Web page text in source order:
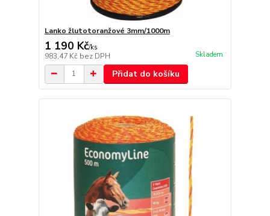
Lanko žlutotoranžové 3mm/1000m
1 190 Kč/ks
983,47 Kč bez DPH Skladem
Přidat do košíku